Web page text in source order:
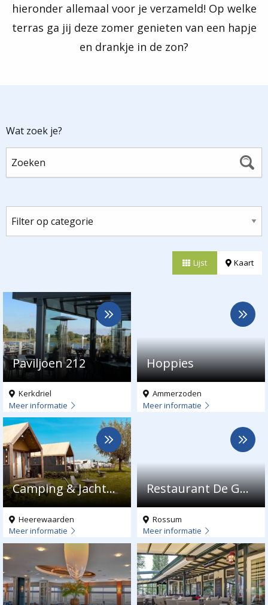
hieronder allemaal voor je verzameld! Op welke
terras ga jij deze zomer genieten van een hapje
en drankje in de zon?
Wat zoek je?
Lijst Kaart
Paviljoen 212
Kerkdriel
Meer informatie
Meer
Paviljoen
212
Hoppies
Ammerzoden
Meer informatie
Camping & Jachthaven Heerewaarden
Heerewaarden
Meer informatie
Meer
over
Camping
&
Jachthaven
Heerewaarden
Restaurant De Gouden Molen
Rossum
Meer informatie
De
Gouden
Molen